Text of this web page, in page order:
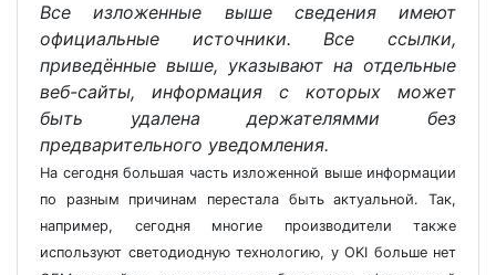
Все изложенные выше сведения имеют
официальные источники. Все ссылки,
приведённые выше, указывают на отдельные
веб-сайты, информация с которых может
быть удалена держателямми без
предварительного уведомления.
На сегодня большая часть изложенной выше информации
по разным причинам перестала быть актуальной. Так,
например, сегодня многие производители также
используют светодиодную технологию, у OKI больше нет